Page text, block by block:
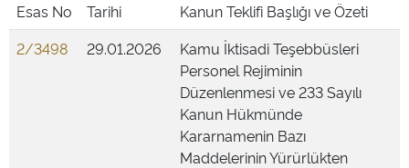
Esas No
Tarihi
Kanun Teklifi Başlığı ve Özeti
2/3498
29.01.2026
Kamu İktisadi Teşebbüsleri
Personel Rejiminin
Düzenlenmesi ve 233 Sayılı
Kanun Hükmünde
Kararnamenin Bazı
Maddelerinin Yürürlükten